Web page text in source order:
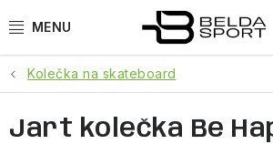
na
SPORTY
BĚH
Kolečka na skateboard
Jart kolečka Be